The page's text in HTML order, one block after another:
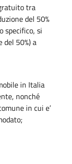
tra
del 50%
specifico, si
50%) a
in Italia
nonché
in cui e’